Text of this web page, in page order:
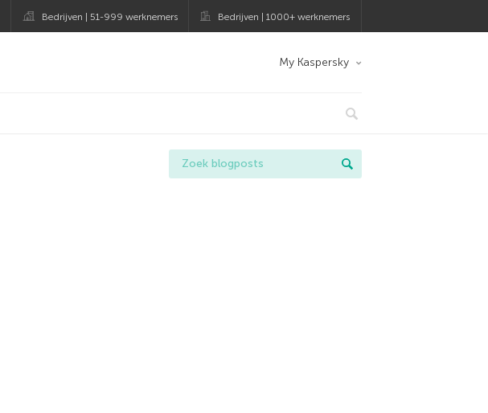
Bedrijven | 51-999 werknemers Bedrijven | 1000+ werknemers
My Kaspersky